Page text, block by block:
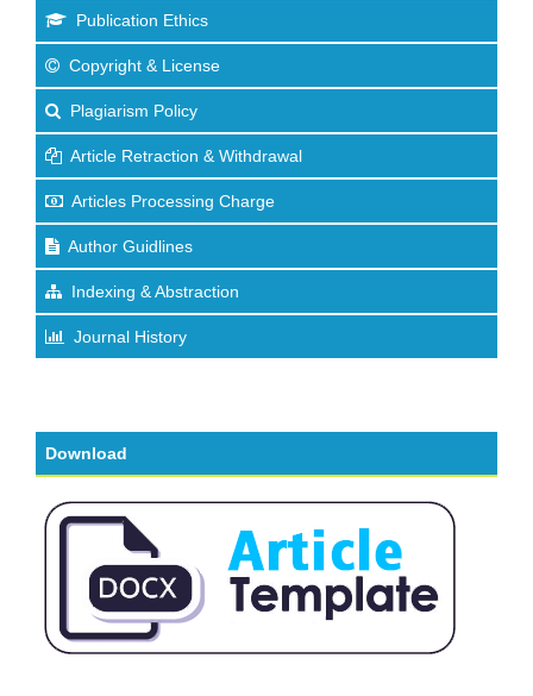
Publication Ethics
Copyright & License
Plagiarism Policy
Article Retraction & Withdrawal
Articles Processing Charge
Author Guidlines
Indexing & Abstraction
Journal History
Download